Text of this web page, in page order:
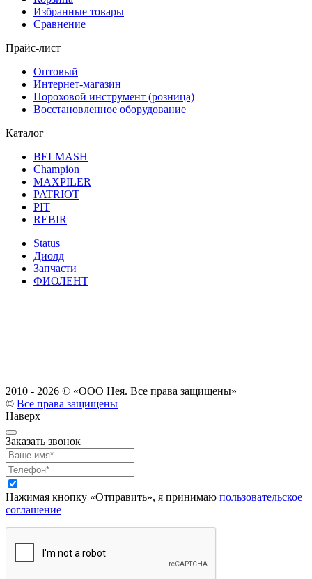
Избранные товары
Сравнение
Прайс-лист
Оптовый
Интернет-магазин
Пороховой инструмент (розница)
Восстановленное оборудование
Каталог
BELMASH
Champion
MAXPILER
PATRIOT
PIT
REBIR
Status
Диолд
Запчасти
ФИОЛЕНТ
2010 - 2026 © «ООО Нея. Все права защищены»
© Все права защищены
Наверх
Заказать звонок
Нажимая кнопку «Отправить», я принимаю пользовательское
соглашение